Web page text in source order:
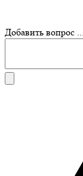
Добавить вопрос ...